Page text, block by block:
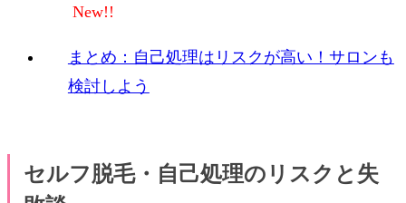
まとめ：自己処理はリスクが高い！サロンも
検討しよう
セルフ脱毛・自己処理のリスクと失